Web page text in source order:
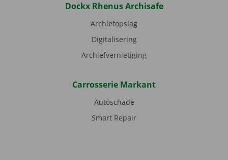
Dockx Rhenus Archisafe
Archiefopslag
Digitalisering
Archiefvernietiging
Carrosserie Markant
Autoschade
Smart Repair